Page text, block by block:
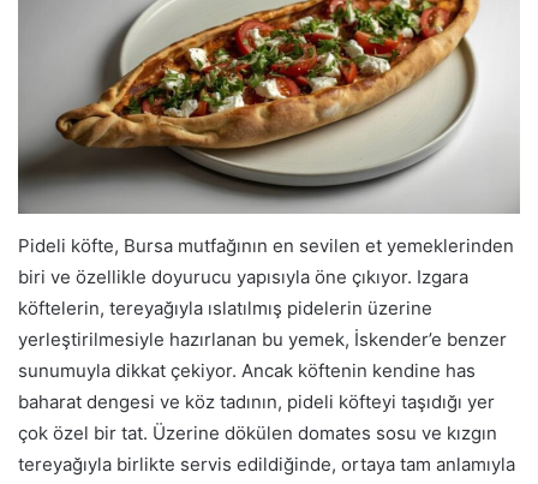
Pideli köfte, Bursa mutfağının en sevilen et yemeklerinden
biri ve özellikle doyurucu yapısıyla öne çıkıyor. Izgara
köftelerin, tereyağıyla ıslatılmış pidelerin üzerine
yerleştirilmesiyle hazırlanan bu yemek, İskender’e benzer
sunumuyla dikkat çekiyor. Ancak köftenin kendine has
baharat dengesi ve köz tadının, pideli köfteyi taşıdığı yer
çok özel bir tat. Üzerine dökülen domates sosu ve kızgın
tereyağıyla birlikte servis edildiğinde, ortaya tam anlamıyla